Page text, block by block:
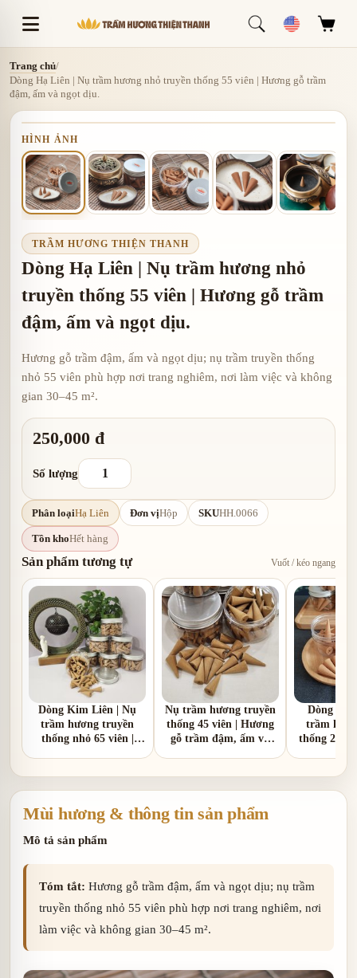
Trang chủ/
Dòng Hạ Liên | Nụ trầm hương nhỏ truyền thống 55 viên | Hương gỗ trầm
đậm, ấm và ngọt dịu.
HÌNH ẢNH
TRẦM HƯƠNG THIỆN THANH
Dòng Hạ Liên | Nụ trầm hương nhỏ
truyền thống 55 viên | Hương gỗ trầm
đậm, ấm và ngọt dịu.
Hương gỗ trầm đậm, ấm và ngọt dịu; nụ trầm truyền thống
nhỏ 55 viên phù hợp nơi trang nghiêm, nơi làm việc và không
gian 30–45 m².
250,000 đ
Số lượng
Phân loạiHạ Liên Đơn vịHộp SKUHH.0066
Tồn khoHết hàng
Sản phẩm tương tự Vuốt / kéo ngang
Dòng Kim Liên | Nụ
trầm hương truyền
thống nhỏ 65 viên |
Nụ trầm hương truyền
thống 45 viên | Hương
gỗ trầm đậm, ấm và
Dòng Hạ
trầm
thống 20
Mùi hương & thông tin sản phẩm
Mô tả sản phẩm
Tóm tắt: Hương gỗ trầm đậm, ấm và ngọt dịu; nụ trầm
truyền thống nhỏ 55 viên phù hợp nơi trang nghiêm, nơi
làm việc và không gian 30–45 m².